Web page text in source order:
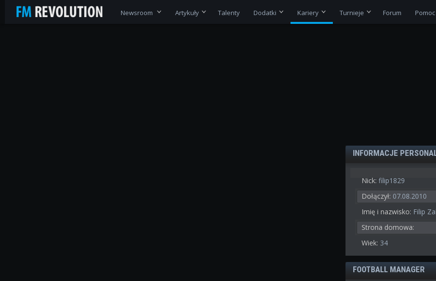
Newsroom Artykuły Talenty Dodatki Kariery Turnieje Forum Pomoc
INFORMACJE
Nick: filip1829
Dołączył: 07.08.2010
Imię i nazwisko: Filip
Strona domowa:
Wiek: 34
FOOTBALL MANAGER